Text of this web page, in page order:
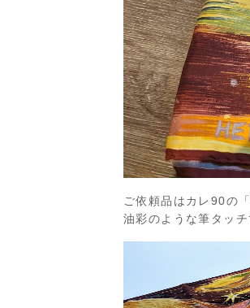
ご依頼品はカレ90の
油彩のような筆タッ